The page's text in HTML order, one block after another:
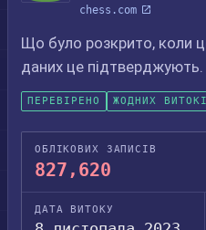
chess.com
Що було розкрито, коли
даних це підтверджують.
ПЕРЕВІРЕНО ЖОДНИХ
ОБЛІКОВИХ ЗАПИСІВ
827,620
ДАТА ВИТОКУ